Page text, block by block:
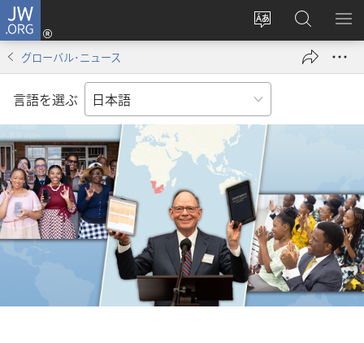
JW.ORG
サ
ト
の
言
語
を
変
え
る
ロ
グ
ン
し
い
ブ
で
開
く）
JW.ORG
の
検
メ
を
グローバル･ニュース
言語を選ぶ